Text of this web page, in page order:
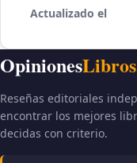
Actualizado el
OpinionesLibros
Reseñas editoriales
encontrar los mejores
decidas con criterio.